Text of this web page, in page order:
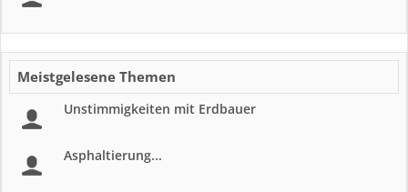
Meistgelesene Themen
Unstimmigkeiten mit Erdbauer
Asphaltierung...